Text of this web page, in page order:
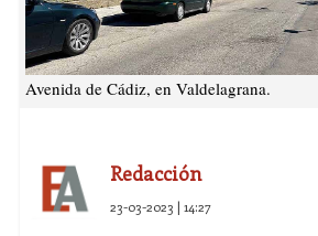
Avenida de Cádiz, en Valdelagrana.
Redacción
23-03-2023 | 14:27